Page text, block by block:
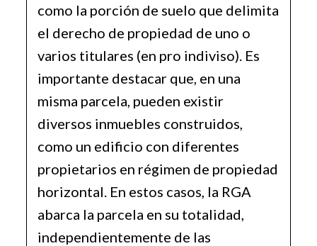
como la porción de suelo que delimita
el derecho de propiedad de uno o
varios titulares (en pro indiviso). Es
importante destacar que, en una
misma parcela, pueden existir
diversos inmuebles construidos,
como un edificio con diferentes
propietarios en régimen de propiedad
horizontal. En estos casos, la RGA
abarca la parcela en su totalidad,
independientemente de las